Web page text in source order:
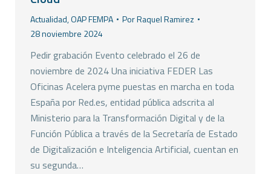
Actualidad,OAP FEMPA PorRaquel Ramirez
28 noviembre 2024
Pedir grabación Evento celebrado el 26 de
noviembre de 2024 Una iniciativa FEDER Las
Oficinas Acelera pyme puestas en marcha en toda
España por Red.es, entidad pública adscrita al
Ministerio para la Transformación Digital y de la
Función Pública a través de la Secretaría de Estado
de Digitalización e Inteligencia Artificial, cuentan en
su segunda…